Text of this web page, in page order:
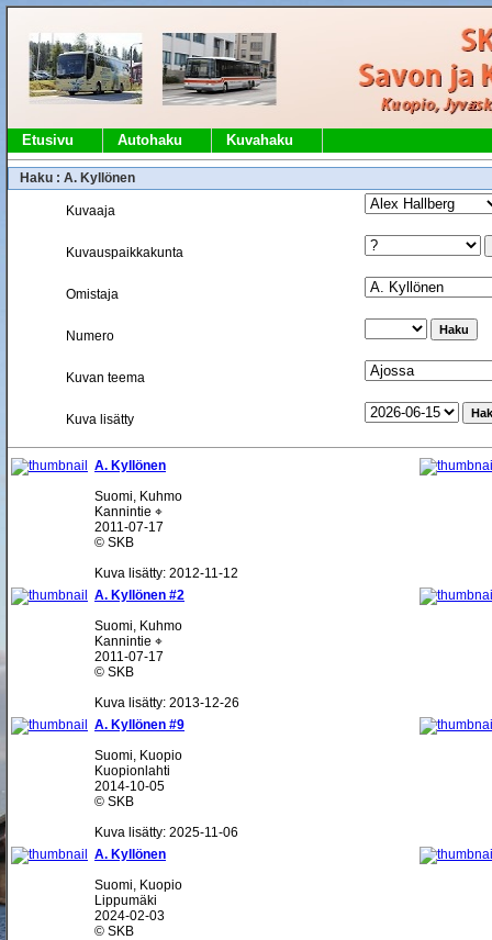
Etusivu Autohaku Kuvahaku
Haku : A. Kyllönen
Kuvaaja
Kuvauspaikkakunta
Omistaja
Numero
Kuvan teema
Kuva lisätty
A. Kyllönen
Suomi, Kuhmo
Kannintie ⌖
2011-07-17
© SKB
Kuva lisätty: 2012-11-12
A. Kyllönen #2
Suomi, Kuhmo
Kannintie ⌖
2011-07-17
© SKB
Kuva lisätty: 2013-12-26
A. Kyllönen #9
Suomi, Kuopio
Kuopionlahti
2014-10-05
© SKB
Kuva lisätty: 2025-11-06
A. Kyllönen
Suomi, Kuopio
Lippumäki
2024-02-03
© SKB